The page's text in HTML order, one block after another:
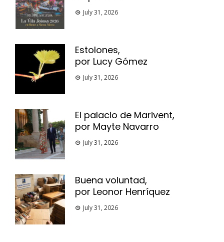
July 31, 2026
Estolones,
por Lucy Gómez
July 31, 2026
El palacio de Marivent,
por Mayte Navarro
July 31, 2026
Buena voluntad,
por Leonor Henríquez
July 31, 2026